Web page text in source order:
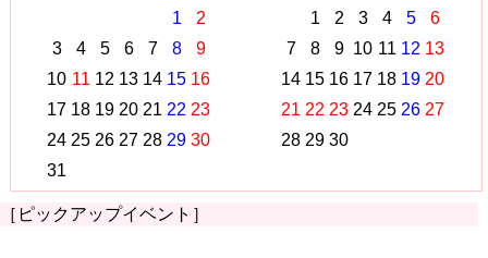
1
2
3
4 5 6 7 8
9
10 11 12 13 14 15 16
17 18 19 20 21 22 23
24 25 26 27 28 29 30
31
1
2 3 4 5
6
7
8 9 10 11 12 13
14 15 16 17 18 19 20
21 22 23 24 25 26 27
28 29 30
［ピックアップイベント］